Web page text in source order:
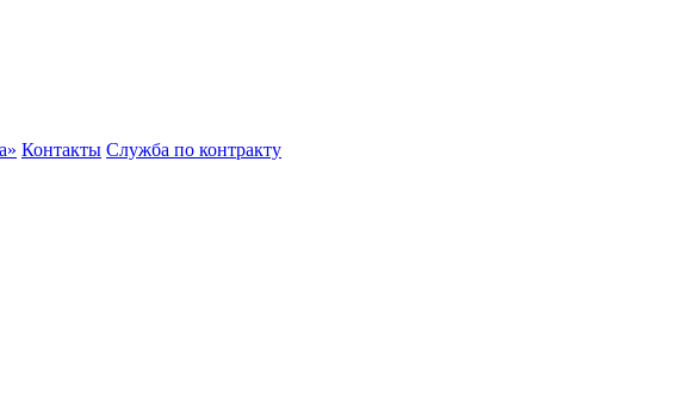
Контакты Служба по контракту